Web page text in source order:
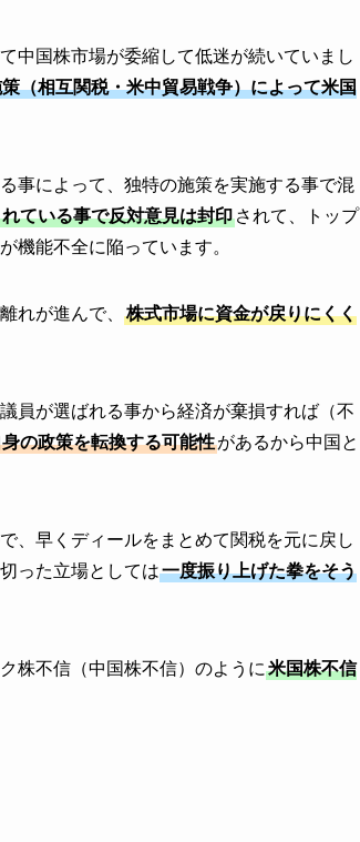
中国株市場が委縮して低迷が続いていまし
（相互関税・米中貿易戦争）によって米国
事によって、独特の施策を実施する事で混
ている事で反対意見は封印 されて、トップ
機能不全に陥っています。
れが進んで、
株式市場に資金が戻りにくく
員が選ばれる事から経済が棄損すれば（不
の政策を転換する可能性があるから中国と
、早くディールをまとめて関税を元に戻し
った立場としては一度振り上げた拳をそう
株不信（中国株不信）のように 米国株不信